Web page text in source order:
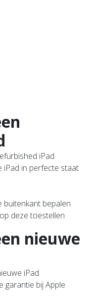
iPad
iPad in perfecte staat
buitenkant bepalen
deze toestellen
nieuwe
iPad
garantie bij Apple